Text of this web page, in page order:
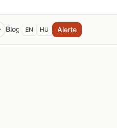
Blog EN HU Alerte